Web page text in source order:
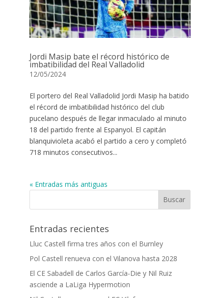
Jordi Masip bate el récord histórico de
imbatibilidad del Real Valladolid
12/05/2024
El portero del Real Valladolid Jordi Masip ha batido
el récord de imbatibilidad histórico del club
pucelano después de llegar inmaculado al minuto
18 del partido frente al Espanyol. El capitán
blanquivioleta acabó el partido a cero y completó
718 minutos consecutivos...
« Entradas más antiguas
Entradas recientes
Lluc Castell firma tres años con el Burnley
Pol Castell renueva con el Vilanova hasta 2028
El CE Sabadell de Carlos García-Die y Nil Ruiz
asciende a LaLiga Hypermotion